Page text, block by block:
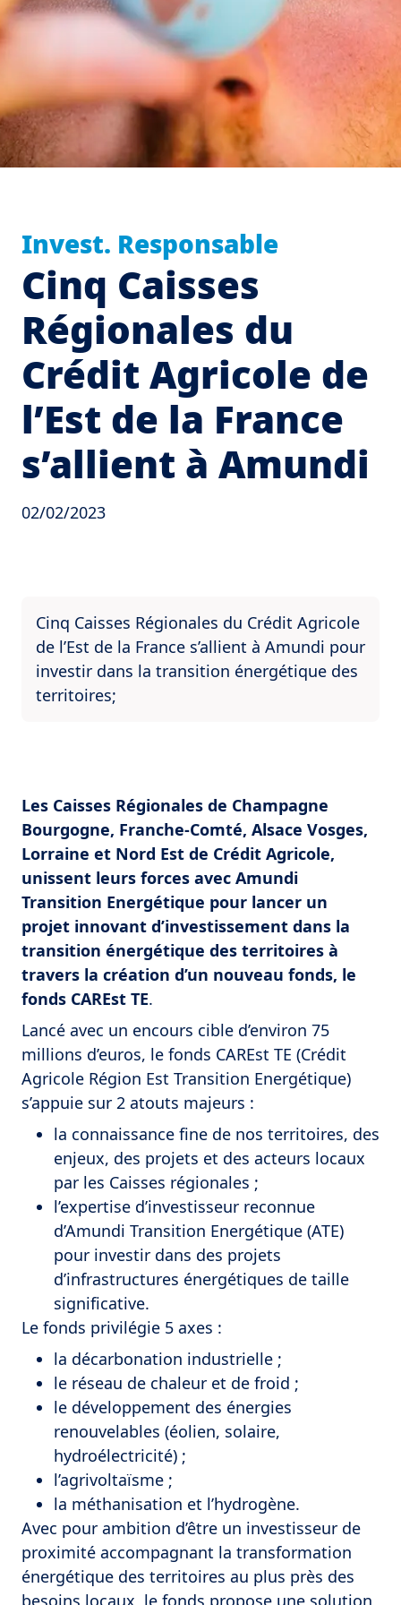
Invest. Responsable
Cinq Caisses
Régionales du
Crédit Agricole de
l’Est de la France
s’allient à Amundi
02/02/2023
Cinq Caisses Régionales du Crédit Agricole
de l’Est de la France s’allient à Amundi pour
investir dans la transition énergétique des
territoires;
Les Caisses Régionales de Champagne
Bourgogne, Franche-Comté, Alsace Vosges,
Lorraine et Nord Est de Crédit Agricole,
unissent leurs forces avec Amundi
Transition Energétique pour lancer un
projet innovant d’investissement dans la
transition énergétique des territoires à
travers la création d’un nouveau fonds, le
fonds CAREst TE.
Lancé avec un encours cible d’environ 75
millions d’euros, le fonds CAREst TE (Crédit
Agricole Région Est Transition Energétique)
s’appuie sur 2 atouts majeurs :
la connaissance fine de nos territoires, des
enjeux, des projets et des acteurs locaux
par les Caisses régionales ;
l’expertise d’investisseur reconnue
d’Amundi Transition Energétique (ATE)
pour investir dans des projets
d’infrastructures énergétiques de taille
significative.
Le fonds privilégie 5 axes :
la décarbonation industrielle ;
le réseau de chaleur et de froid ;
le développement des énergies
renouvelables (éolien, solaire,
hydroélectricité) ;
l’agrivoltaïsme ;
la méthanisation et l’hydrogène.
Avec pour ambition d’être un investisseur de
proximité accompagnant la transformation
énergétique des territoires au plus près des
besoins locaux, le fonds propose une solution